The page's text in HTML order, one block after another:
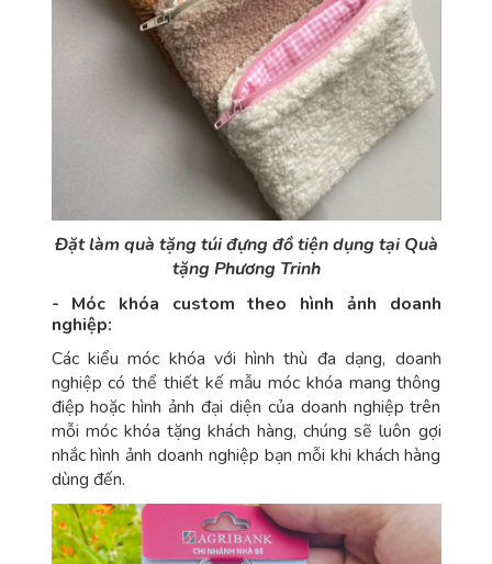
Đặt làm quà tặng túi đựng đồ tiện dụng tại Quà
tặng Phương Trinh
- Móc khóa custom theo hình ảnh doanh
nghiệp:
Các kiểu móc khóa với hình thù đa dạng, doanh
nghiệp có thể thiết kế mẫu móc khóa mang thông
điệp hoặc hình ảnh đại diện của doanh nghiệp trên
mỗi móc khóa tặng khách hàng, chúng sẽ luôn gợi
nhắc hình ảnh doanh nghiệp bạn mỗi khi khách hàng
dùng đến.